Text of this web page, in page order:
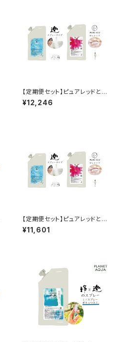
【定期便セット】ピュアレッドと巡
（1ヶ月半毎の届け）
¥12,246
【定期便セット】ピュアレッドと巡
（1ヶ月毎の届け）
¥11,601